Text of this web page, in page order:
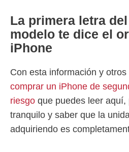
La primera letra
modelo te dice el
iPhone
Con esta información y otros
comprar un iPhone de
riesgo que puedes leer
tranquilo y saber que la
adquiriendo es